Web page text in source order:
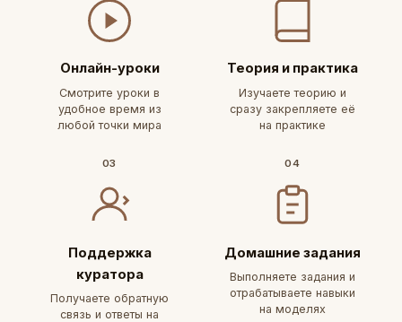
Онлайн-уроки
Смотрите уроки в
удобное время из
любой точки мира
Теория и практика
Изучаете теорию и
сразу закрепляете её
на практике
03
Поддержка
куратора
Получаете обратную
связь и ответы на
04
Домашние задания
Выполняете задания и
отрабатываете навыки
на моделях